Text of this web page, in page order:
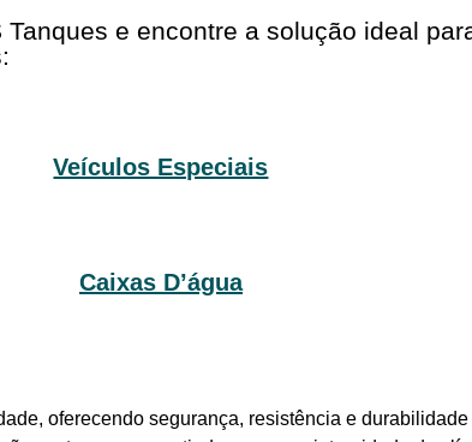
e encontre a solução ideal
Veículos Especiais
Caixas D’água
oferecendo segurança, resistência e